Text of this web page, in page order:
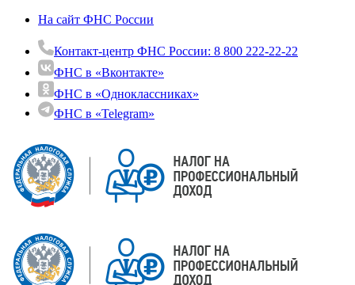
На сайт ФНС России
Контакт-центр ФНС России: 8 800 222-22-22
ФНС в «Вконтакте»
ФНС в «Одноклассниках»
ФНС в «Telegram»